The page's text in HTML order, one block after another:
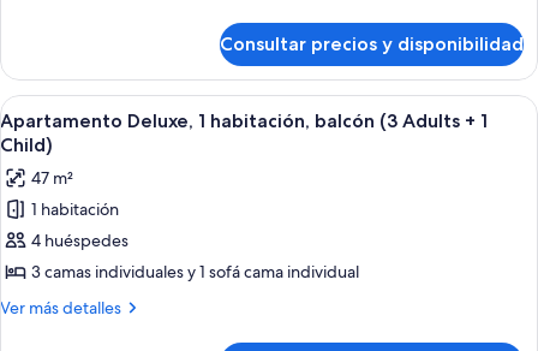
(2
Adults
+
2
Children)
Deluxe,
habitación,
balcón
Adults
+
2
Children)
Consultar precios y disponibilidad
Abrir
todas
las
fotos
de
Apartamento
Deluxe,
1
Un dormitorio moderno con una
6
Apartamento Deluxe, 1 habitación, balcón (3 Adults + 1
Child)
47 m²
1 habitación
4 huéspedes
3 camas individuales y 1 sofá cama individual
Ver más detalles
Más